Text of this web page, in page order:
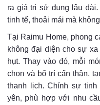
ra giá trị sử dụng lâu
tinh tế, thoải mái mà
Tại Raimu Home, phong
không đại diện cho sự
hụt. Thay vào đó, mỗi
chọn và bố trí cẩn thận,
thanh lịch. Chính sự
yên, phù hợp với nhu